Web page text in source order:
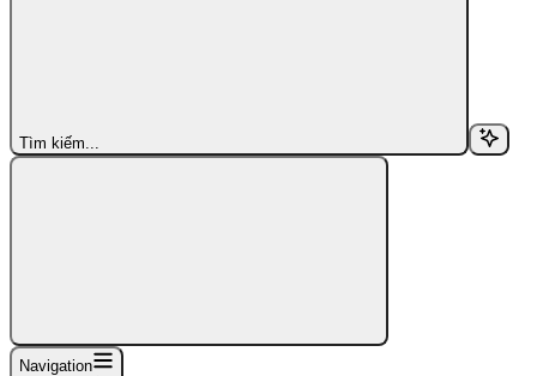
Tìm kiếm...
Navigation